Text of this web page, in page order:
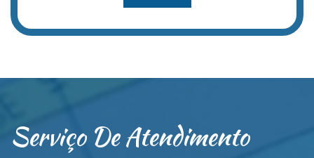
Serviço De Atendimento